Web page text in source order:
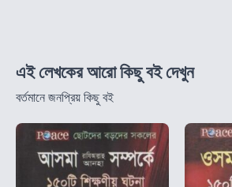
এই লেখকের আরো কিছু বই দেখুন
বর্তমানে জনপ্রিয় কিছু বই